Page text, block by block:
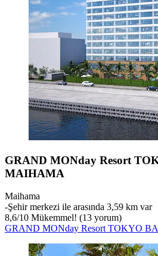
GRAND MONday Resort
MAIHAMA
Maihama
‐Şehir merkezi ile arasında 3,59 km var
8,6/10 Mükemmel! (13 yorum)
GRAND MONday Resort TOKYO